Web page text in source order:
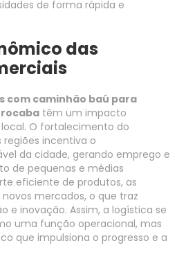
de forma rápida e
das
com caminhão baú para
têm um impacto
O fortalecimento do
incentiva o
da cidade, gerando emprego e
de pequenas e médias
eficiente de produtos, as
mercados, o que traz
e inovação. Assim, a logística se
uma função operacional, mas
que impulsiona o progresso e a